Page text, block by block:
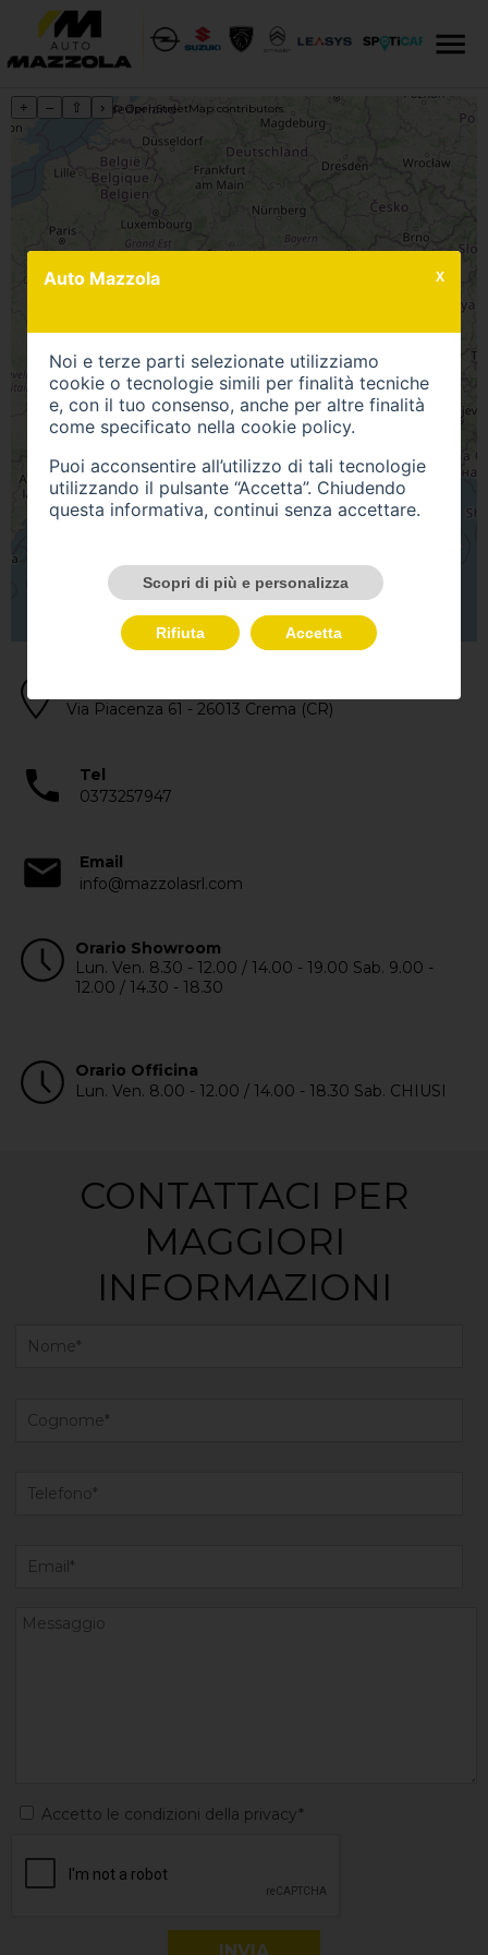
+ – ⇧ › ©OpenStreetMap contributors.
Via Piacenza 61 - 26013 Crema (CR)
Tel
0373257947
Email
info@mazzolasrl.com
Orario Showroom
Lun. Ven. 8.30 - 12.00 / 14.00 - 19.00 Sab. 9.00 -
12.00 / 14.30 - 18.30
Orario Officina
Lun. Ven. 8.00 - 12.00 / 14.00 - 18.30 Sab. CHIUSI
CONTATTACI PER
MAGGIORI
INFORMAZIONI
Accetto le condizioni della privacy*
Auto Mazzola
Noi e terze parti selezionate utilizziamo
cookie o tecnologie simili per finalità tecniche
e, con il tuo consenso, anche per altre finalità
come specificato nella cookie policy.
Puoi acconsentire all’utilizzo di tali tecnologie
utilizzando il pulsante “Accetta”. Chiudendo
questa informativa, continui senza accettare.
Scopri di più e personalizza
Rifiuta Accetta
X